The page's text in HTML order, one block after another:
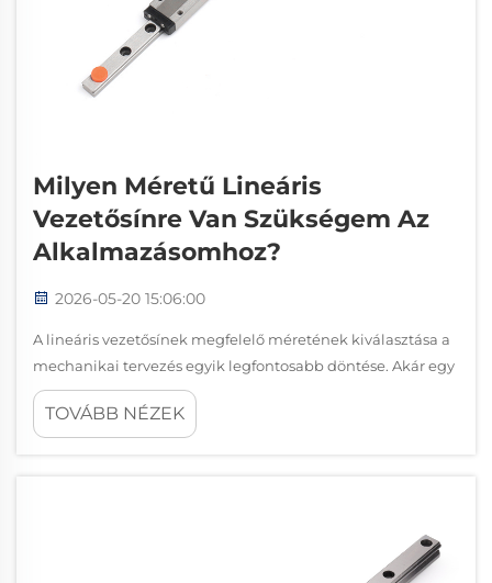
Milyen Méretű Lineáris
Vezetősínre Van Szükségem Az
Alkalmazásomhoz?
2026-05-20 15:06:00
A lineáris vezetősínek megfelelő méretének kiválasztása a
mechanikai tervezés egyik legfontosabb döntése. Akár egy
nagy pontosságú CNC-gépet, akár egy automatizált
csomagolósort vagy akár egy nehézüzemű ipari robotot
TOVÁBB NÉZEK